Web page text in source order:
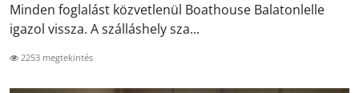
Minden foglalást közvetlenül Boathouse Balatonlelle
igazol vissza. A szálláshely sza...
2253 megtekintés